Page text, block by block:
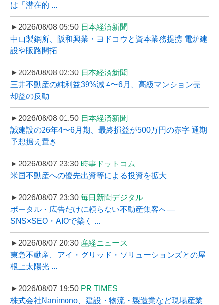
は「潜在的 ...
►2026/08/08 05:50 日本経済新聞
中山製鋼所、阪和興業・ヨドコウと資本業務提携 電炉建
設や販路開拓
►2026/08/08 02:30 日本経済新聞
三井不動産の純利益39%減 4〜6月、高級マンション売
却益の反動
►2026/08/08 01:50 日本経済新聞
誠建設の26年4〜6月期、最終損益が500万円の赤字 通期
予想据え置き
►2026/08/07 23:30 時事ドットコム
米国不動産への優先出資等による投資を拡大
►2026/08/07 23:30 毎日新聞デジタル
ポータル・広告だけに頼らない不動産集客へ―
SNS×SEO・AIOで築く ...
►2026/08/07 20:30 産経ニュース
東急不動産、アイ・グリッド・ソリューションズとの屋
根上太陽光 ...
►2026/08/07 19:50 PR TIMES
株式会社Nanimono、建設・物流・製造業など現場産業